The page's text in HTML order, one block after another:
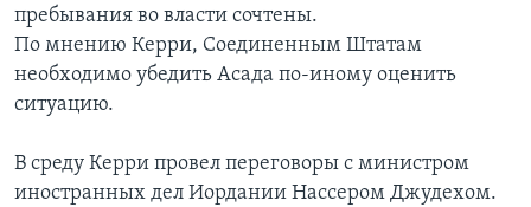
пребывания во власти сочтены.
По мнению Керри, Соединенным Штатам
необходимо убедить Асада по-иному оценить
ситуацию.
В среду Керри провел переговоры с министром
иностранных дел Иордании Нассером Джудехом.